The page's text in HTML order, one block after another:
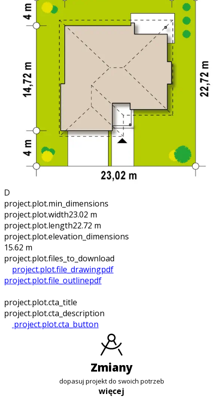
D
project.plot.min_dimensions
project.plot.width23.02 m
project.plot.length22.72 m
project.plot.elevation_dimensions
15.62 m
project.plot.files_to_download
project.plot.file_drawingpdf
project.plot.file_outlinepdf
project.plot.cta_title
project.plot.cta_description
project.plot.cta_button
zmiany
dopasuj projekt do swoich potrzeb
więcej